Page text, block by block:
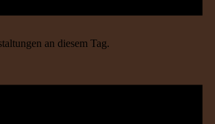
an diesem Tag.